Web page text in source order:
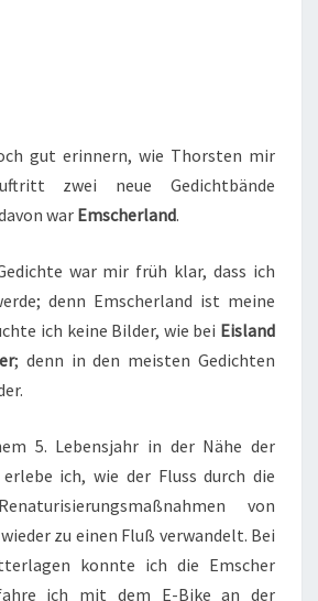
gut erinnern, wie Thorsten mir
zwei neue Gedichtbände
war Emscherland.
war mir früh klar, dass ich
denn Emscherland ist meine
ich keine Bilder, wie bei Eisland
; denn in den meisten Gedichten
5. Lebensjahr in der Nähe der
ich, wie der Fluss durch die
von
zu einen Fluß verwandelt. Bei
konnte ich die Emscher
ich mit dem E-Bike an der